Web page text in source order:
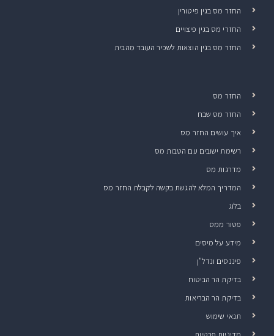
החזר מס בגין פיטורין
החזרי מס בגין פיצויים
החזר מס בגין הוצאות לשכיר העובד מהבית
החזר מס
החזר מס שבח
איך עושים החזר מס
רשימת ישובים עם הטבות מס
מדרגות מס
המדריך המלא להגשת בקשה לקבלת החזר מס
בלוג
פטור ממס
מידע על מיסים
פיננסים ונדל"ן
בדיקת הר הביטוח
בדיקת הר הבריאות
תנאי שימוש